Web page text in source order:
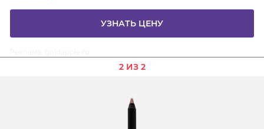
УЗНАТЬ ЦЕНУ
2 ИЗ 2